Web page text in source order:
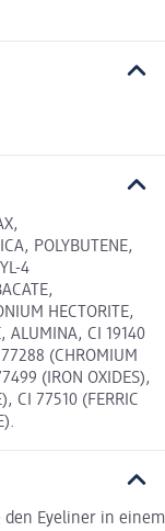
POLYBUTENE,
4
HECTORITE,
ALUMINA, CI 19140
(CHROMIUM
(IRON OXIDES),
CI 77510 (FERRIC
den Eyeliner in einem